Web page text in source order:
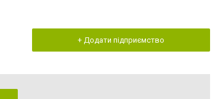
+ Додати підприємство